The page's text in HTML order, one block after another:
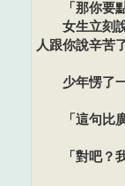
「那你要點
女生立刻說
人跟你說辛苦
少年愣了一
「這句比廣
「對吧？我